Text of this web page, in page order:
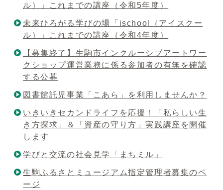
ル）」これまでの講座（令和5年度）
未来ひろがる学びの場「ischool（アイスクー
ル）」これまでの講座（令和4年度）
【募集終了】生駒市インクルーシブアートワー
クショップ運営業務に係る参加者の有無を確認
する公募
図書館託児事業「こあら」を利用しませんか？
いきいきセカンドライフを応援！「私らしい生
き方探求」＆「資産の守り方」実践講座を開催
します
学びと交流の社会見学「まちミル」
生駒ふるさとミュージアム指定管理者募集のペ
ージ